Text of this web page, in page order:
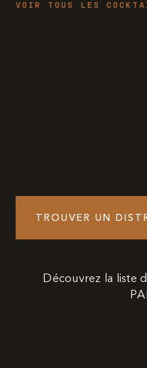
VOIR TOUS LES
TROUVER UN
Découvrez la liste